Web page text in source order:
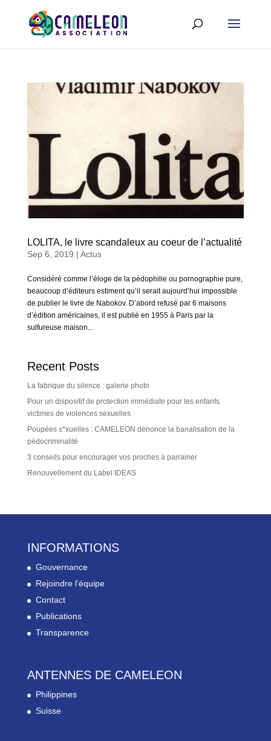
LOLITA, le livre scandaleux au coeur de l’actualité
Sep 6, 2019 | Actus
Considéré comme l’éloge de la pédophilie ou pornographie pure,
beaucoup d’éditeurs estiment qu’il serait aujourd’hui impossible
de publier le livre de Nabokov. D’abord refusé par 6 maisons
d’édition américaines, il est publié en 1955 à Paris par la
sulfureuse maison...
Recent Posts
La fabrique du silence : galerie photo
Pour un dispositif de protection immédiate pour les enfants
victimes de violences sexuelles
Poupées s*xuelles : CAMELEON dénonce la banalisation de la
pédocriminalité
3 conseils pour encourager vos proches à parrainer
Renouvellement du Label IDEAS
INFORMATIONS
Gouvernance
Rejoindre l’équipe
Contact
Publications
Transparence
ANTENNES DE CAMELEON
Philippines
Suisse